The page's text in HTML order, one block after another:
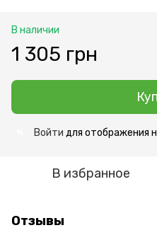
В наличии
1 305 грн
Войти для отображения
В избранное
Отзывы